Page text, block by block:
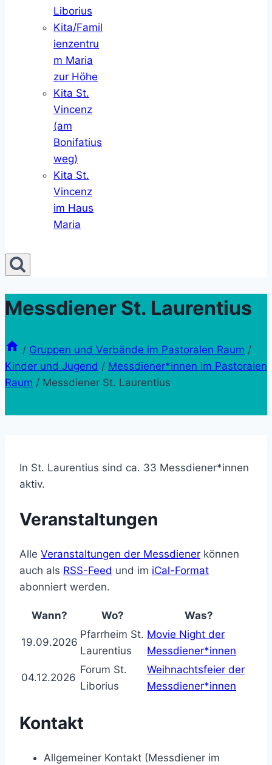
Liborius
Kita/Famil
ienzentru
m Maria
zur Höhe
Kita St.
Vincenz
(am
Bonifatius
weg)
Kita St.
Vincenz
im Haus
Maria
Messdiener St. Laurentius
/ Gruppen und Verbände im Pastoralen Raum /
Kinder und Jugend / Messdiener*innen im Pastoralen
Raum / Messdiener St. Laurentius
In St. Laurentius sind ca. 33 Messdiener*innen
aktiv.
Veranstaltungen
Alle Veranstaltungen der Messdiener können
auch als RSS-Feed und im iCal-Format
abonniert werden.
Wann? Wo? Was?
19.09.2026
Pfarrheim St.
Laurentius
Movie Night der
Messdiener*innen
04.12.2026
Forum St.
Liborius
Weihnachtsfeier der
Messdiener*innen
Kontakt
Allgemeiner Kontakt (Messdiener im